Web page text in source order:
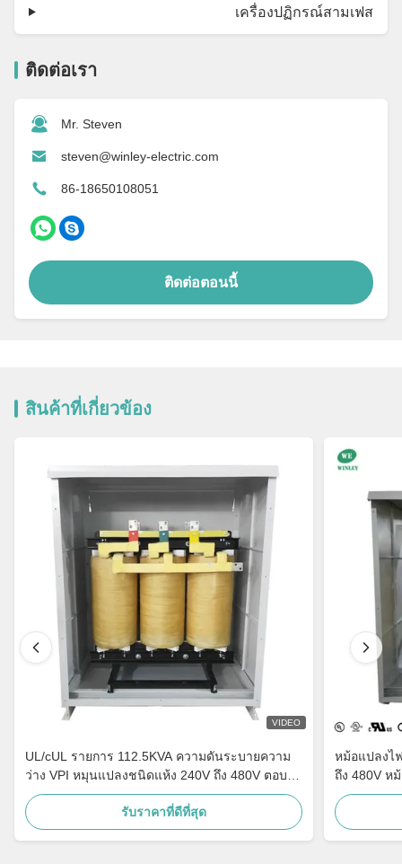
เครื่องปฏิกรณ์สามเฟส
ติดต่อเรา
Mr. Steven
steven@winley-electric.com
86-18650108051
ติดต่อตอนนี้
สินค้าที่เกี่ยวข้อง
VIDEO
UL/cUL รายการ 112.5KVA ความดันระบายความ
ว่าง VPI หมุนแปลงชนิดแห้ง 240V ถึง 480V ตอบ
สนอง DOE 2016
รับราคาที่ดีที่สุด
หม้อแปลงไ
ถึง 480V ห
หม้อแปลงจ